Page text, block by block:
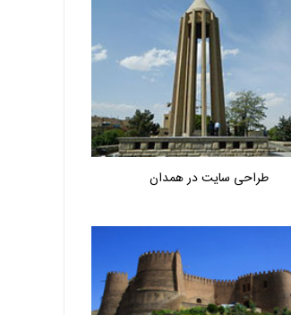
طراحی سایت در همدان